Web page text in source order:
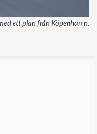
ett plan från Köpenhamn.